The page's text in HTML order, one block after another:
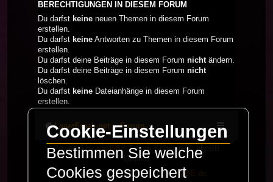
BERECHTIGUNGEN IN DIESEM FORUM
Du darfst keine neuen Themen in diesem Forum
erstellen.
Du darfst keine Antworten zu Themen in diesem Forum
erstellen.
Du darfst deine Beiträge in diesem Forum nichtändern.
Du darfst deine Beiträge in diesem Forum nicht
löschen.
Du darfst keine Dateianhänge in diesem Forum
erstellen.
LaserFreak.net Forum
Powered byphpBB® Forum Software © phpBB
Limited
Deutsche Übersetzung durchphpBB.de
Cookie-Einstellungen
Bestimmen Sie welche
Cookies gespeichert